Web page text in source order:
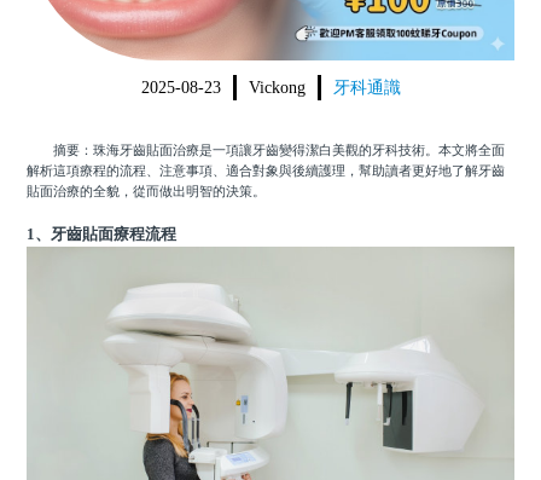
2025-08-23 Vickong 牙科通識
摘要：珠海牙齒貼面治療是一項讓牙齒變得潔白美觀的牙科技術。本文將全面
解析這項療程的流程、注意事項、適合對象與後續護理，幫助讀者更好地了解牙齒
貼面治療的全貌，從而做出明智的決策。
1、牙齒貼面療程流程